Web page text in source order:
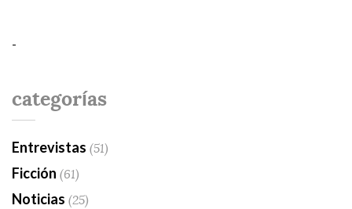
-
categorías
Entrevistas (51)
Ficción (61)
Noticias (25)